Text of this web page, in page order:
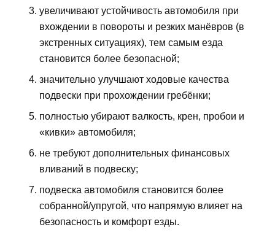
увеличивают устойчивость автомобиля при
вхождении в повороты и резких манёвров (в
экстренных ситуациях), тем самым езда
становится более безопасной;
значительно улучшают ходовые качества
подвески при прохождении гребёнки;
полностью убирают валкость, крен, пробои и
«кивки» автомобиля;
не требуют дополнительных финансовых
вливаний в подвеску;
подвеска автомобиля становится более
собранной/упругой, что напрямую влияет на
безопасность и комфорт езды.